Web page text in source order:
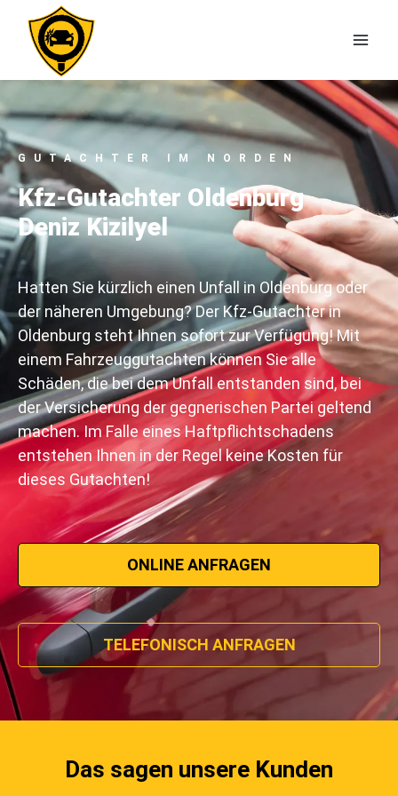
GUTACHTER IM NORDEN
Kfz-Gutachter Oldenburg
Deniz Kizilyel
Hatten Sie kürzlich einen Unfall in Oldenburg oder
der näheren Umgebung? Der Kfz-Gutachter in
Oldenburg steht Ihnen sofort zur Verfügung! Mit
einem Fahrzeuggutachten können Sie alle
Schäden, die bei dem Unfall entstanden sind, bei
der Versicherung der gegnerischen Partei geltend
machen. Im Falle eines Haftpflichtschadens
entstehen Ihnen in der Regel keine Kosten für
dieses Gutachten!
ONLINE ANFRAGEN
TELEFONISCH ANFRAGEN
Das sagen unsere Kunden